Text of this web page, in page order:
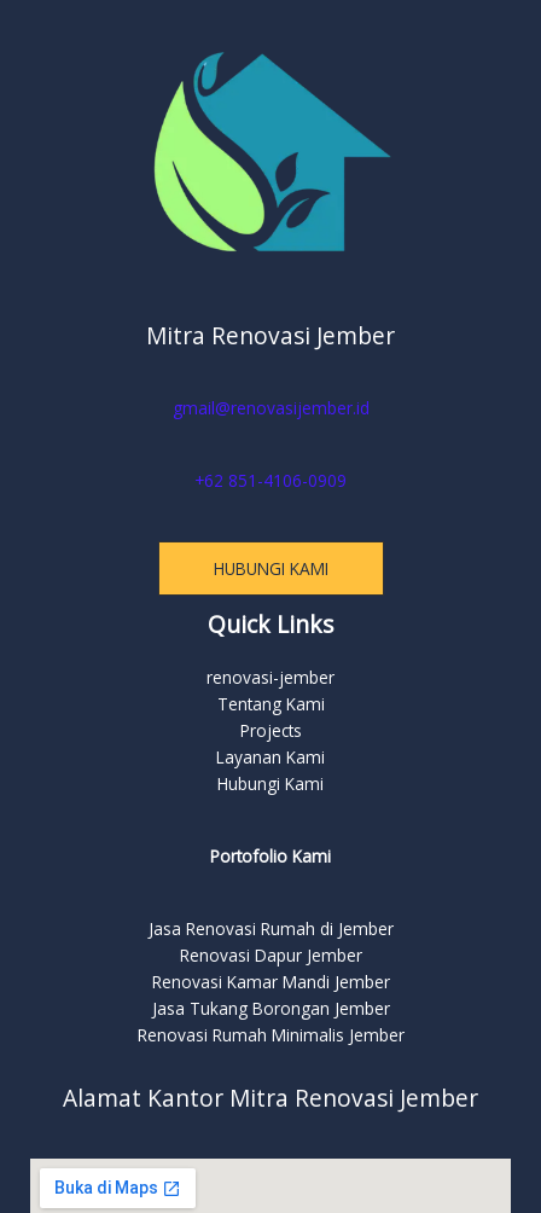
Mitra Renovasi Jember
gmail@renovasijember.id
+62 851-4106-0909
HUBUNGI KAMI
Quick Links
renovasi-jember
Tentang Kami
Projects
Layanan Kami
Hubungi Kami
Portofolio Kami
Jasa Renovasi Rumah di Jember
Renovasi Dapur Jember
Renovasi Kamar Mandi Jember
Jasa Tukang Borongan Jember
Renovasi Rumah Minimalis Jember
Alamat Kantor Mitra Renovasi Jember